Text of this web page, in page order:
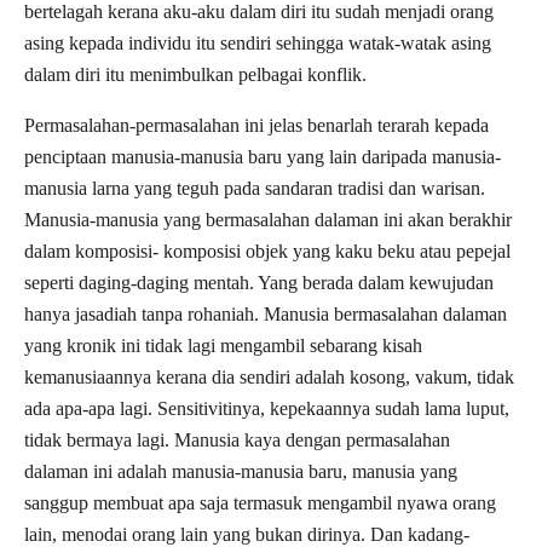
bertelagah kerana aku-aku dalam diri itu sudah menjadi orang
asing kepada individu itu sendiri sehingga watak-watak asing
dalam diri itu menimbulkan pelbagai konflik.
Permasalahan-permasalahan ini jelas benarlah terarah kepada
penciptaan manusia-manusia baru yang lain daripada manusia-
manusia larna yang teguh pada sandaran tradisi dan warisan.
Manusia-manusia yang bermasalahan dalaman ini akan berakhir
dalam komposisi- komposisi objek yang kaku beku atau pepejal
seperti daging-daging mentah. Yang berada dalam kewujudan
hanya jasadiah tanpa rohaniah. Manusia bermasalahan dalaman
yang kronik ini tidak lagi mengambil sebarang kisah
kemanusiaannya kerana dia sendiri adalah kosong, vakum, tidak
ada apa-apa lagi. Sensitivitinya, kepekaannya sudah lama luput,
tidak bermaya lagi. Manusia kaya dengan permasalahan
dalaman ini adalah manusia-manusia baru, manusia yang
sanggup membuat apa saja termasuk mengambil nyawa orang
lain, menodai orang lain yang bukan dirinya. Dan kadang-